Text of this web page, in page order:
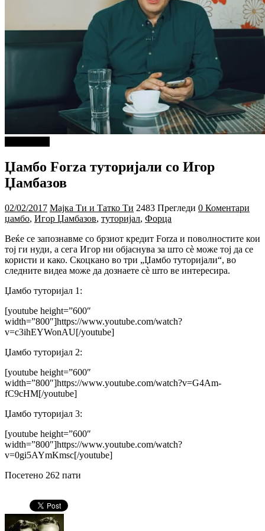
Џамбо Forza туторијали со Игор
Џамбазов
02/02/2017 Мајка Ти и Татко Ти 2483 Прегледи 0 Коментари
џамбо, Игор Џамбазов, туторијал, Форца
Веќе се запознавме со брзиот кредит Forza и поволностите кои
тој ги нуди, а сега Игор ни објаснува за што сè може тој да се
користи и како. Скоцкано во три „Џамбо туторијали“, во
следните видеа може да дознаете сè што ве интересира.
Џамбо туторијал 1:
[youtube height=”600″
width=”800″]https://www.youtube.com/watch?
v=c3ihEYWonAU[/youtube]
Џамбо туторијал 2:
[youtube height=”600″
width=”800″]https://www.youtube.com/watch?v=G4Am-
fC9cHM[/youtube]
Џамбо туторијал 3:
[youtube height=”600″
width=”800″]https://www.youtube.com/watch?
v=0gi5AYmKmsc[/youtube]
Посетено 262 пати